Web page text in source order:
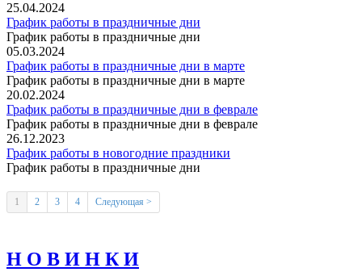
25.04.2024
График работы в праздничные дни
График работы в праздничные дни
05.03.2024
График работы в праздничные дни в марте
График работы в праздничные дни в марте
20.02.2024
График работы в праздничные дни в феврале
График работы в праздничные дни в феврале
26.12.2023
График работы в новогодние праздники
График работы в праздничные дни
1 2 3 4 Следующая >
Н О В И Н К И